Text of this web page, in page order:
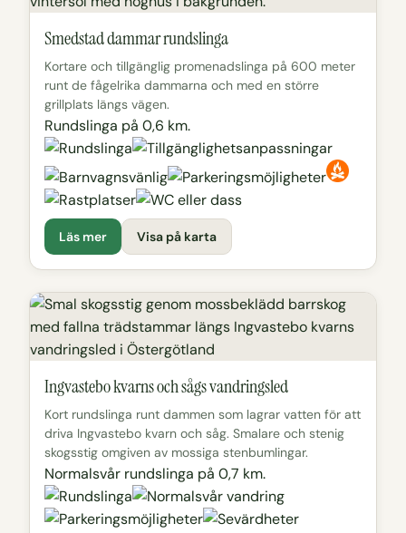
Smedstad dammar rundslinga
Kortare och tillgänglig promenadslinga på 600 meter
runt de fågelrika dammarna och med en större
grillplats längs vägen.
Rundslinga på 0,6 km.
Läs mer Visa på karta
Ingvastebo kvarns och sågs vandringsled
Kort rundslinga runt dammen som lagrar vatten för att
driva Ingvastebo kvarn och såg. Smalare och stenig
skogsstig omgiven av mossiga stenbumlingar.
Normalsvår rundslinga på 0,7 km.